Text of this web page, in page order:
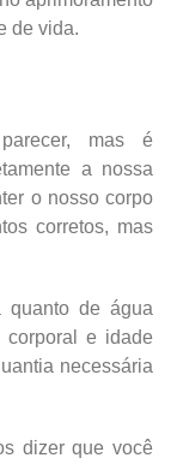
de vida.
mas é
a nossa
o nosso corpo
corretos, mas
quanto de água
corporal e idade
necessária
dizer que você